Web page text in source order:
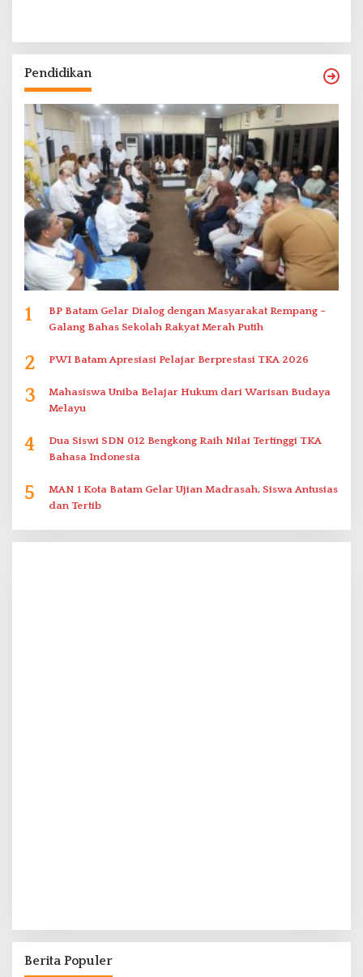
Pendidikan
1
BP Batam Gelar Dialog dengan Masyarakat Rempang –
Galang Bahas Sekolah Rakyat Merah Putih
2 PWI Batam Apresiasi Pelajar Berprestasi TKA 2026
3
Mahasiswa Uniba Belajar Hukum dari Warisan Budaya
Melayu
4
Dua Siswi SDN 012 Bengkong Raih Nilai Tertinggi TKA
Bahasa Indonesia
5
MAN 1 Kota Batam Gelar Ujian Madrasah, Siswa Antusias
dan Tertib
Berita Populer